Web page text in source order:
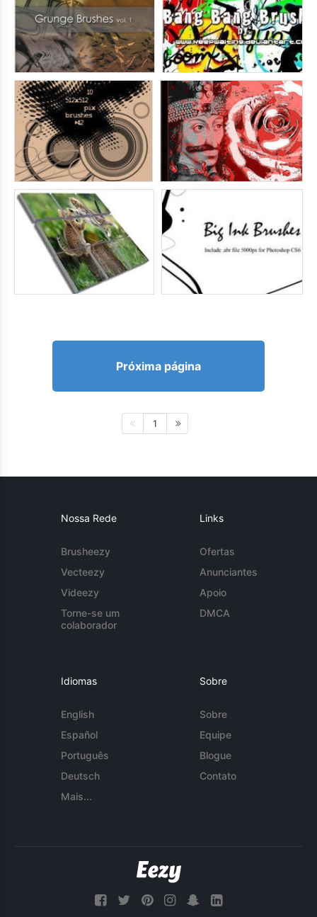
Próxima página
1
Nossa Rede
Brusheezy
Vecteezy
Videezy
Torne-se um
colaborador
Links
Ofertas
Anunciantes
Apoio
DMCA
Idiomas
English
Español
Português
Deutsch
Mais...
Sobre
Sobre
Equipe
Blogue
Contato